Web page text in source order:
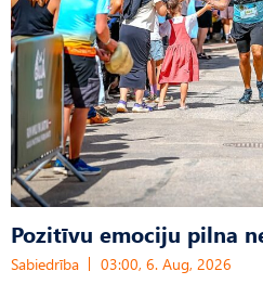
Pozitīvu emociju pilna
Sabiedrība 03:00, 6. Aug, 2026